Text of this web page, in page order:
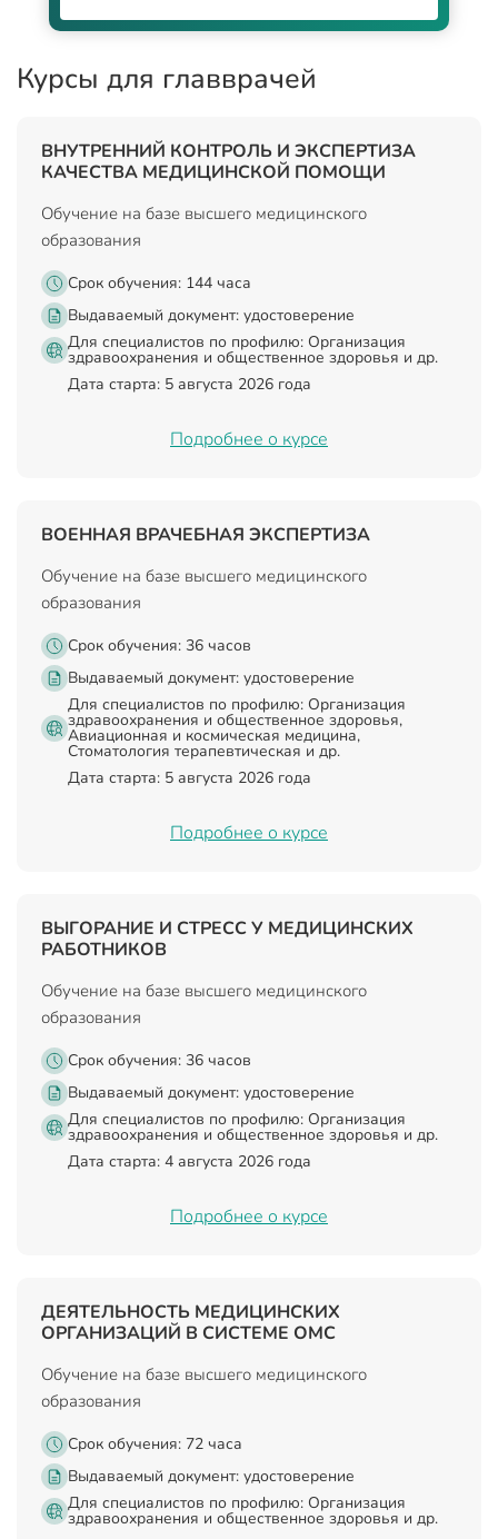
Курсы для главврачей
ВНУТРЕННИЙ КОНТРОЛЬ И ЭКСПЕРТИЗА
КАЧЕСТВА МЕДИЦИНСКОЙ ПОМОЩИ
Обучение на базе высшего медицинского
образования
Срок обучения: 144 часа
Выдаваемый документ: удостоверение
Для специалистов по профилю: Организация
здравоохранения и общественное здоровья и др.
Дата старта: 5 августа 2026 года
Подробнее о курсе
ВОЕННАЯ ВРАЧЕБНАЯ ЭКСПЕРТИЗА
Обучение на базе высшего медицинского
образования
Срок обучения: 36 часов
Выдаваемый документ: удостоверение
Для специалистов по профилю: Организация
здравоохранения и общественное здоровья,
Авиационная и космическая медицина,
Стоматология терапевтическая и др.
Дата старта: 5 августа 2026 года
Подробнее о курсе
ВЫГОРАНИЕ И СТРЕСС У МЕДИЦИНСКИХ
РАБОТНИКОВ
Обучение на базе высшего медицинского
образования
Срок обучения: 36 часов
Выдаваемый документ: удостоверение
Для специалистов по профилю: Организация
здравоохранения и общественное здоровья и др.
Дата старта: 4 августа 2026 года
Подробнее о курсе
ДЕЯТЕЛЬНОСТЬ МЕДИЦИНСКИХ
ОРГАНИЗАЦИЙ В СИСТЕМЕ ОМС
Обучение на базе высшего медицинского
образования
Срок обучения: 72 часа
Выдаваемый документ: удостоверение
Для специалистов по профилю: Организация
здравоохранения и общественное здоровья и др.